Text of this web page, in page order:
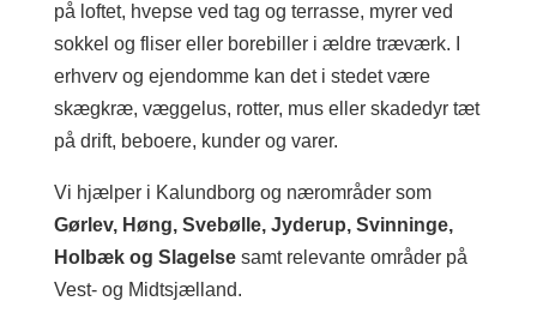
på loftet, hvepse ved tag og terrasse, myrer ved
sokkel og fliser eller borebiller i ældre træværk. I
erhverv og ejendomme kan det i stedet være
skægkræ, væggelus, rotter, mus eller skadedyr tæt
på drift, beboere, kunder og varer.
Vi hjælper i Kalundborg og nærområder som
Gørlev, Høng, Svebølle, Jyderup, Svinninge,
Holbæk og Slagelsesamt relevante områder på
Vest- og Midtsjælland.